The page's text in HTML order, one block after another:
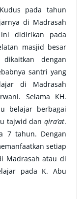
pada tahun
di Madrasah
didirikan pada
masjid besar
dengan
santri yang
di Madrasah
Selama KH.
belajar berbagai
tajwid dan qira’at.
7 tahun. Dengan
setiap
Madrasah atau di
pada K. Abu